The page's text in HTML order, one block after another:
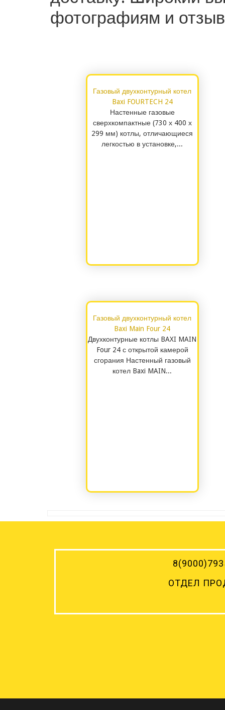
фотографиям и
Газовый двухконтурный котел
Baxi FOURTECH 24
Настенные газовые
сверхкомпактные (730 х 400 х
299 мм) котлы, отличающиеся
легкостью в установке,...
Газовый двухконтурный котел
Baxi Main Four 24
Двухконтурные котлы BAXI MAIN
Four 24 с открытой камерой
сгорания Настенный газовый
котел Baxi MAIN...
8(9000)
ОТДЕЛ